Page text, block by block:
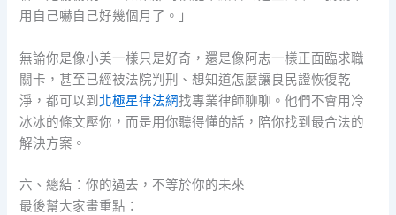
用自己嚇自己好幾個月了。」
無論你是像小美一樣只是好奇，還是像阿志一樣正面臨求職
關卡，甚至已經被法院判刑、想知道怎麼讓良民證恢復乾
淨，都可以到 北極星律法網找專業律師聊聊。他們不會用冷
冰冰的條文壓你，而是用你聽得懂的話，陪你找到最合法的
解決方案。
六、總結：你的過去，不等於你的未來
最後幫大家畫重點：